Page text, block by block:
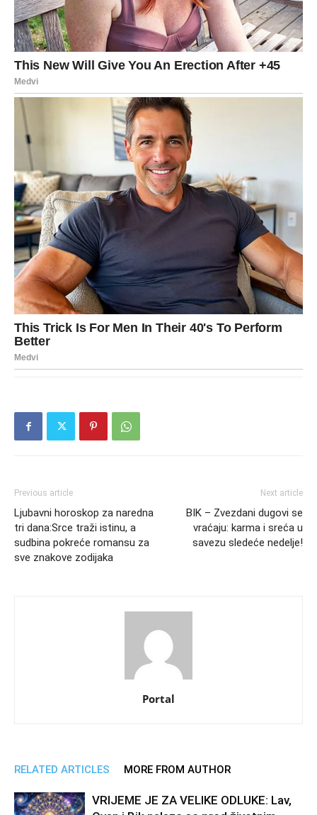
Previous article
Ljubavni horoskop za naredna
tri dana:Srce traži istinu, a
sudbina pokreće romansu za
sve znakove zodijaka
Next article
BIK – Zvezdani dugovi se
vraćaju: karma i sreća u
savezu sledeće nedelje!
Portal
RELATED ARTICLES MORE FROM AUTHOR
VRIJEME JE ZA VELIKE ODLUKE: Lav,